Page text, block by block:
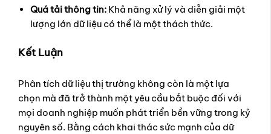
Quá tải thông tin: Khả năng xử lý và diễn giải một
lượng lớn dữ liệu có thể là một thách thức.
Kết Luận
Phân tích dữ liệu thị trường không còn là một lựa
chọn mà đã trở thành một yêu cầu bắt buộc đối với
mọi doanh nghiệp muốn phát triển bền vững trong kỷ
nguyên số. Bằng cách khai thác sức mạnh của dữ